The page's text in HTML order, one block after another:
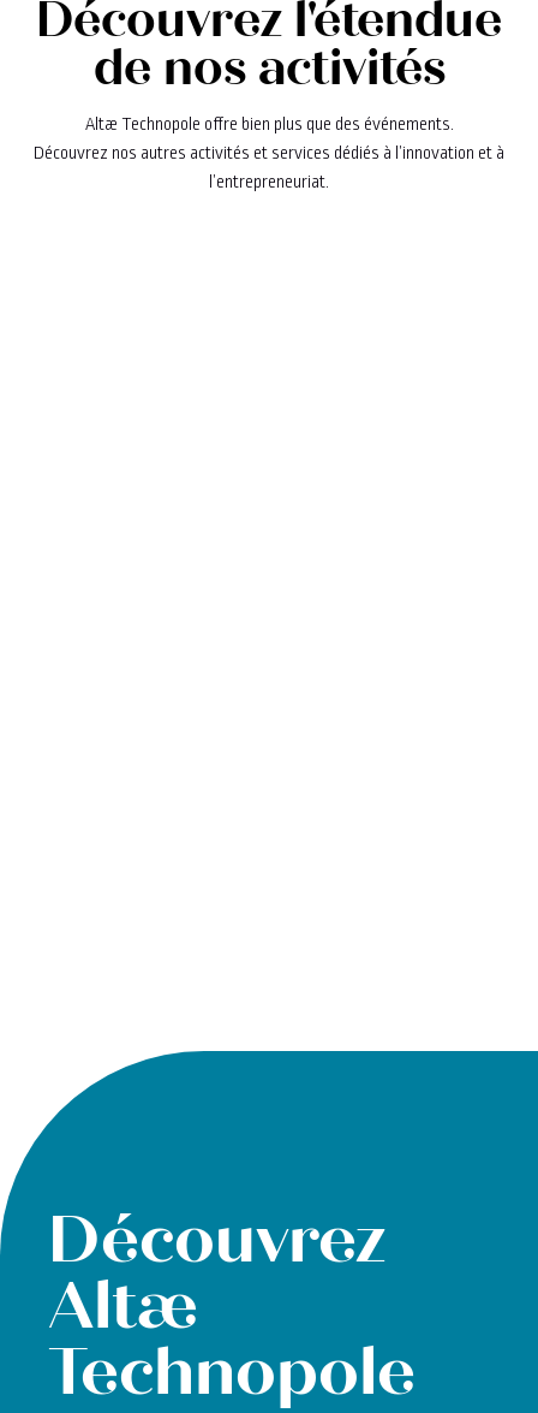
Découvrez l'étendue
de nos activités
Altæ Technopole offre bien plus que des événements.
Découvrez nos autres activités et services dédiés à l’innovation et à
l’entrepreneuriat.
Découvrez
Altæ
Technopole